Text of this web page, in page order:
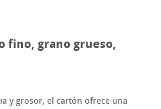
fino, grano grueso,
y grosor, el cartón ofrece una